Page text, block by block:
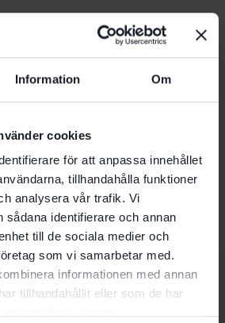
Information Om
cookies
för att anpassa innehållet
tillhandahålla funktioner
analysera vår trafik. Vi
sådana identifierare och annan
till de sociala medier och
som vi samarbetar med.
informationen med annan
tillhandahållit eller som de har
”Festool SELFCLEAN
5”
för att skriva en recension.